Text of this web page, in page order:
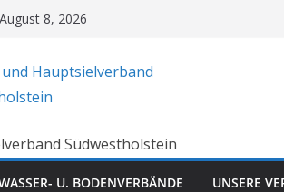
8, 2026
U. BODENVERBÄNDE UNSERE